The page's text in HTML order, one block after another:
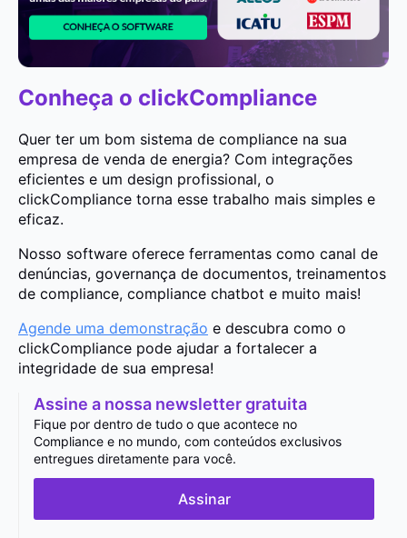
Conheça o clickCompliance
Quer ter um bom sistema de compliance na sua
empresa de venda de energia? Com integrações
eficientes e um design profissional, o
clickCompliance torna esse trabalho mais simples e
eficaz.
Nosso software oferece ferramentas como canal de
denúncias, governança de documentos, treinamentos
de compliance, compliance chatbot e muito mais!
Agende uma demonstração e descubra como o
clickCompliance pode ajudar a fortalecer a
integridade de sua empresa!
Assine a nossa newsletter gratuita
Fique por dentro de tudo o que acontece no
Compliance e no mundo, com conteúdos exclusivos
entregues diretamente para você.
Assinar